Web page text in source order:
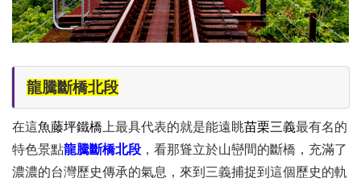
龍騰斷橋北段
在這魚藤坪鐵橋 上最具代表的就是能遠眺苗栗三義最有名的
特色景點龍騰斷橋北段 ，看那聳立於山巒間的斷橋，充滿了
濃濃的台灣歷史傳承的氣息，來到三義捕捉到這個歷史的軌